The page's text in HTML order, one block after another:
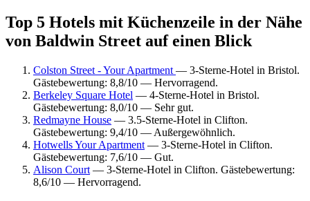
Top 5 Hotels mit Küchenzeile in der Nähe
von Baldwin Street auf einen Blick
Colston Street - Your Apartment — 3-Sterne-Hotel in Bristol.
Gästebewertung: 8,8/10 — Hervorragend.
Berkeley Square Hotel — 4-Sterne-Hotel in Bristol.
Gästebewertung: 8,0/10 — Sehr gut.
Redmayne House — 3.5-Sterne-Hotel in Clifton.
Gästebewertung: 9,4/10 — Außergewöhnlich.
Hotwells Your Apartment — 3-Sterne-Hotel in Clifton.
Gästebewertung: 7,6/10 — Gut.
Alison Court — 3-Sterne-Hotel in Clifton. Gästebewertung:
8,6/10 — Hervorragend.